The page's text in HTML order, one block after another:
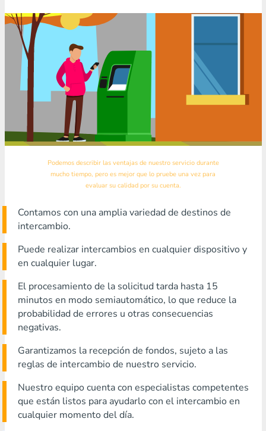
Podemos describir las ventajas de nuestro servicio durante
mucho tiempo, pero es mejor que lo pruebe una vez para
evaluar su calidad por su cuenta.
Contamos con una amplia variedad de destinos de
intercambio.
Puede realizar intercambios en cualquier dispositivo y
en cualquier lugar.
El procesamiento de la solicitud tarda hasta 15
minutos en modo semiautomático, lo que reduce la
probabilidad de errores u otras consecuencias
negativas.
Garantizamos la recepción de fondos, sujeto a las
reglas de intercambio de nuestro servicio.
Nuestro equipo cuenta con especialistas competentes
que están listos para ayudarlo con el intercambio en
cualquier momento del día.